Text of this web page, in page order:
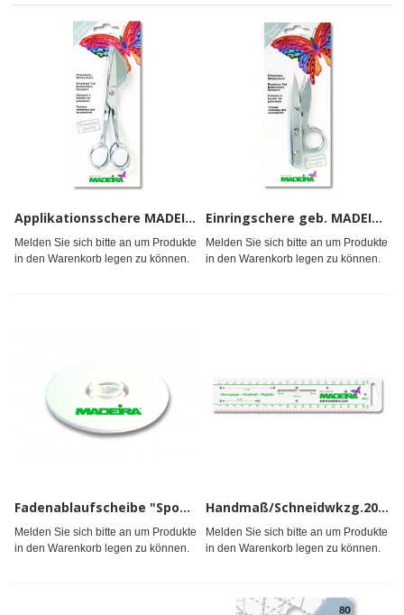
Applikationsschere MADEIRA#
Melden Sie sich bitte an um Produkte
in den Warenkorb legen zu können.
Einringschere geb. MADEIRA#
Melden Sie sich bitte an um Produkte
in den Warenkorb legen zu können.
Fadenablaufscheibe "Spool Top"MADEIRA*
Melden Sie sich bitte an um Produkte
in den Warenkorb legen zu können.
Handmaß/Schneidwkzg.20cm MADEIRA#
Melden Sie sich bitte an um Produkte
in den Warenkorb legen zu können.